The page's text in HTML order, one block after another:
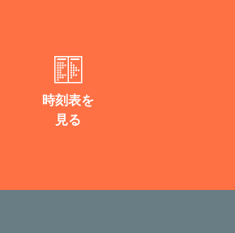
時刻表を
見る